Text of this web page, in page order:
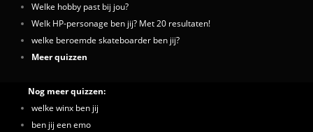
Welke hobby past bij jou?
Welk HP-personage ben jij? Met 20 resultaten!
welke beroemde skateboarder ben jij?
Meer quizzen
Nog meer quizzen:
welke winx ben jij
ben jij een emo